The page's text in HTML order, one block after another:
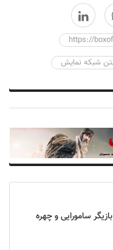
https://
شبکه نمایش
سامورایی و چهره